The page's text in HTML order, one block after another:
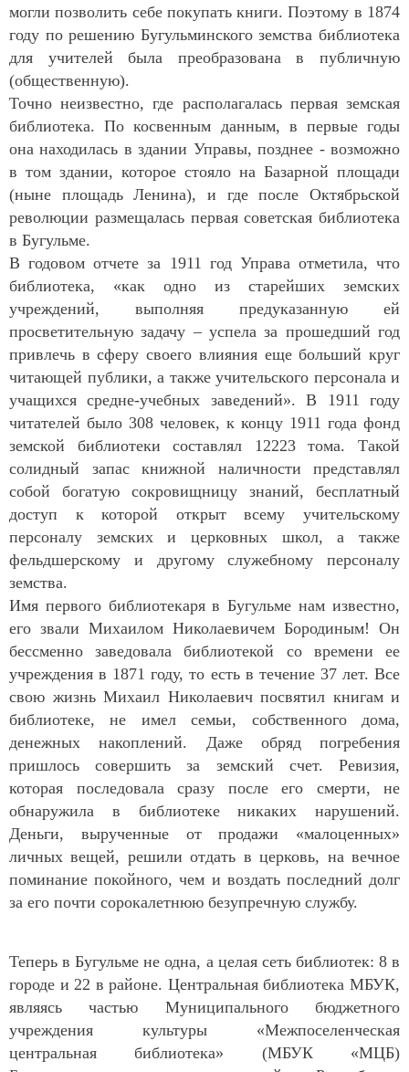
могли позволить себе покупать книги. Поэтому в 1874
году по решению Бугульминского земства библиотека
для учителей была преобразована в публичную
(общественную).
Точно неизвестно, где располагалась первая земская
библиотека. По косвенным данным, в первые годы
она находилась в здании Управы, позднее - возможно
в том здании, которое стояло на Базарной площади
(ныне площадь Ленина), и где после Октябрьской
революции размещалась первая советская библиотека
в Бугульме.
В годовом отчете за 1911 год Управа отметила, что
библиотека, «как одно из старейших земских
учреждений, выполняя предуказанную ей
просветительную задачу – успела за прошедший год
привлечь в сферу своего влияния еще больший круг
читающей публики, а также учительского персонала и
учащихся средне-учебных заведений». В 1911 году
читателей было 308 человек, к концу 1911 года фонд
земской библиотеки составлял 12223 тома. Такой
солидный запас книжной наличности представлял
собой богатую сокровищницу знаний, бесплатный
доступ к которой открыт всему учительскому
персоналу земских и церковных школ, а также
фельдшерскому и другому служебному персоналу
земства.
Имя первого библиотекаря в Бугульме нам известно,
его звали Михаилом Николаевичем Бородиным! Он
бессменно заведовала библиотекой со времени ее
учреждения в 1871 году, то есть в течение 37 лет. Все
свою жизнь Михаил Николаевич посвятил книгам и
библиотеке, не имел семьи, собственного дома,
денежных накоплений. Даже обряд погребения
пришлось совершить за земский счет. Ревизия,
которая последовала сразу после его смерти, не
обнаружила в библиотеке никаких нарушений.
Деньги, вырученные от продажи «малоценных»
личных вещей, решили отдать в церковь, на вечное
поминание покойного, чем и воздать последний долг
за его почти сорокалетнюю безупречную службу.
Теперь в Бугульме не одна, а целая сеть библиотек: 8 в
городе и 22 в районе. Центральная библиотека МБУК,
являясь частью Муниципального бюджетного
учреждения культуры «Межпоселенческая
центральная библиотека» (МБУК «МЦБ)